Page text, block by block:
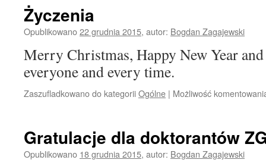
Życzenia
Opublikowano22 grudnia 2015, autor: Bogdan Zagajewski
Merry Christmas, Happy New Year
everyone and every time.
Zaszufladkowano do kategoriiOgólne | Możliwość
Gratulacje dla doktorantów
Opublikowano 18 grudnia 2015, autor: Bogdan Zagajewski